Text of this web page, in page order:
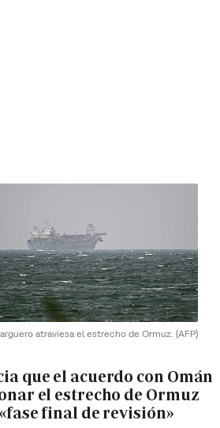
atraviesa el estrecho de Ormuz. (AFP)
que el acuerdo con Omán
el estrecho de Ormuz
final de revisión»